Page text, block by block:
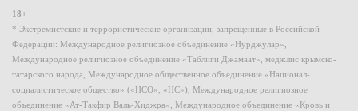
18+
* Экстремистские и террористические организации, запрещенные в Российской
Федерации: Международное религиозное объединение «Нурджулар»,
Международное религиозное объединение «Таблиги Джамаат», меджлис крымско-
татарского народа, Международное общественное объединение «Национал-
социалистическое общество» («НСО», «НС»), Международное религиозное
объединение «Ат-Такфир Валь-Хиджра», Международное объединение «Кровь и